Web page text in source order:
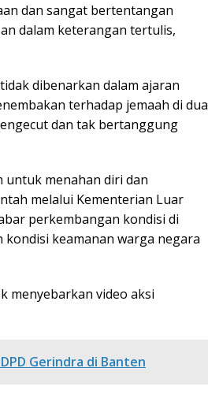
dan sangat bertentangan
dalam keterangan tertulis,
dibenarkan dalam ajaran
terhadap jemaah di dua
dan tak bertanggung
untuk menahan diri dan
melalui Kementerian Luar
perkembangan kondisi di
keamanan warga negara
menyebarkan video aksi
Gerindra di Banten